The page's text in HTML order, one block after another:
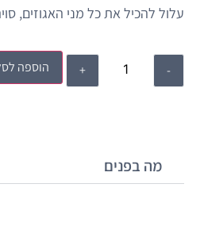
עלול להכיל את כל מני האגוזים,
הוספה
מה בפנים